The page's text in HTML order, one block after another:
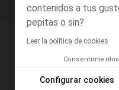
contenidos a tus
pepitas o sin?
Leer la política de cookies
Configurar cookies